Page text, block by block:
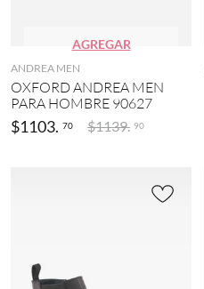
AGREGAR
ANDREA MEN
OXFORD ANDREA MEN
PARA HOMBRE 90627
$1103. 70 $1139. 90